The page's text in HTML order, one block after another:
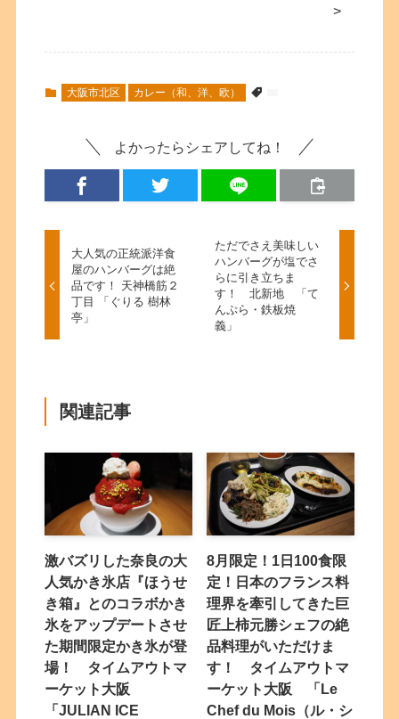
>
大阪市北区 カレー（和、洋、欧）
よかったらシェアしてね！
大人気の正統派洋食
屋のハンバーグは絶
品です！ 天神橋筋２
丁目 「ぐりる 樹林
亭」
ただでさえ美味しい
ハンバーグが塩でさ
らに引き立ちま
す！ 北新地 「て
んぷら・鉄板焼
義」
関連記事
激バズリした奈良の大
人気かき氷店『ほうせ
き箱』とのコラボかき
氷をアップデートさせ
た期間限定かき氷が登
場！ タイムアウトマ
ーケット大阪
「JULIAN ICE
8月限定！1日100食限
定！日本のフランス料
理界を牽引してきた巨
匠上柿元勝シェフの絶
品料理がいただけま
す！ タイムアウトマ
ーケット大阪 「Le
Chef du Mois（ル・シ